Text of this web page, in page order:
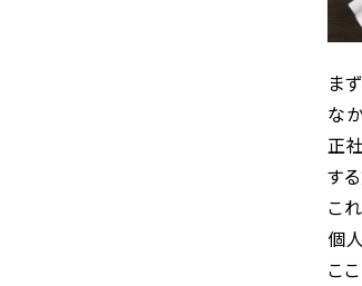
ま
な
正
す
こ
個
こ